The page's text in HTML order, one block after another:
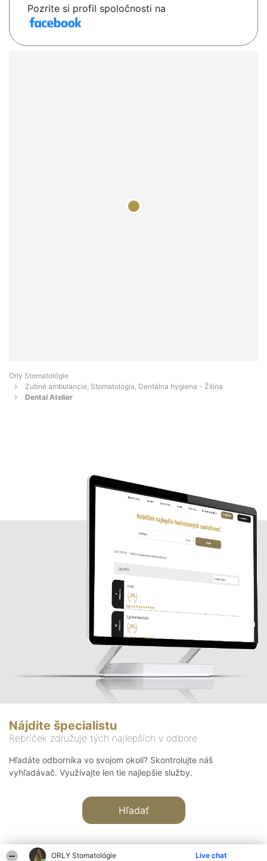
ORLY Stomatológie Live chat
Pozrite si profil spoločnosti na
Orly Stomatológie
Zubné ambulancie, Stomatológia, Dentálna hygiena - Žilina
Dental Atelier
Nájdite špecialistu
Rebríček združuje tých najlepších v odbore
Hľadáte odborníka vo svojom okolí? Skontrolujte náš
vyhľadávač. Využívajte len tie najlepšie služby.
Hľadať